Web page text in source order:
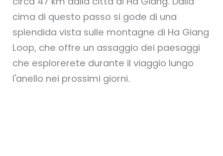
cima di questo passo si gode di una
splendida vista sulle montagne di Ha Giang
Loop, che offre un assaggio dei paesaggi
che esplorerete durante il viaggio lungo
l'anello nei prossimi giorni.